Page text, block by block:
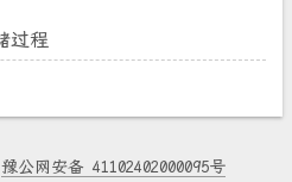
过程
豫公网安备 41102402000095号